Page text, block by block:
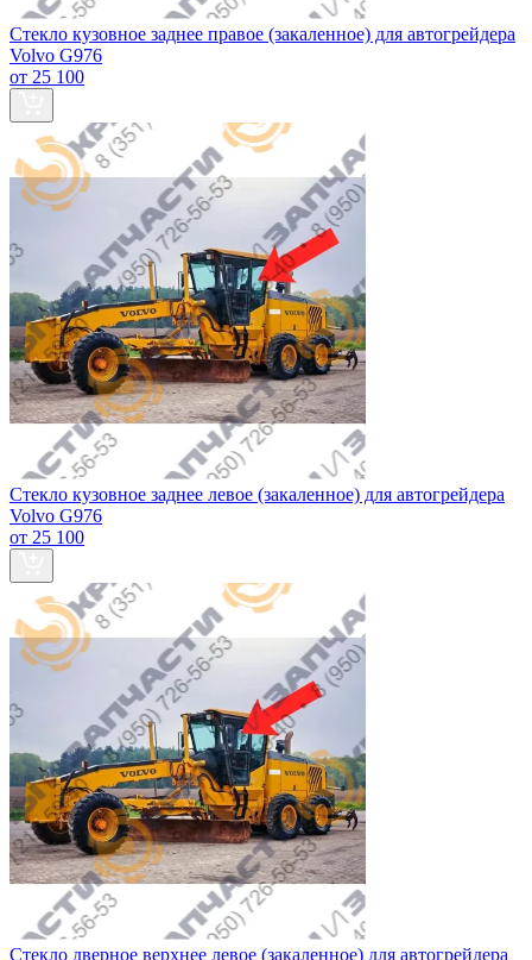
Стекло кузовное заднее правое (закаленное) для автогрейдера
Volvo G976
от 25 100
Стекло кузовное заднее левое (закаленное) для автогрейдера
Volvo G976
от 25 100
Стекло дверное верхнее левое (закаленное) для автогрейдера